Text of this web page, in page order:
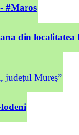
#Maros
din
județul Mureș”